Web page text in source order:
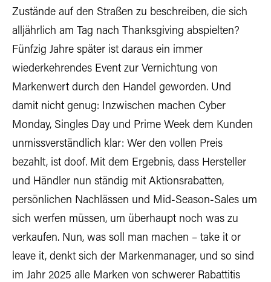
Zustände auf den Straßen zu beschreiben, die sich
alljährlich am Tag nach Thanksgiving abspielten?
Fünfzig Jahre später ist daraus ein immer
wiederkehrendes Event zur Vernichtung von
Markenwert durch den Handel geworden. Und
damit nicht genug: Inzwischen machen Cyber
Monday, Singles Day und Prime Week dem Kunden
unmissverständlich klar: Wer den vollen Preis
bezahlt, ist doof. Mit dem Ergebnis, dass Hersteller
und Händler nun ständig mit Aktionsrabatten,
persönlichen Nachlässen und Mid-Season-Sales um
sich werfen müssen, um überhaupt noch was zu
verkaufen. Nun, was soll man machen – take it or
leave it, denkt sich der Markenmanager, und so sind
im Jahr 2025 alle Marken von schwerer Rabattitis